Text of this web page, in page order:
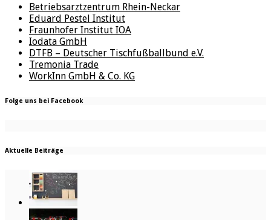
Betriebsarztzentrum Rhein-Neckar
Eduard Pestel Institut
Fraunhofer Institut IOA
Iodata GmbH
DTFB – Deutscher Tischfußballbund e.V.
Tremonia Trade
WorkInn GmbH & Co. KG
Folge uns bei Facebook
Aktuelle Beiträge